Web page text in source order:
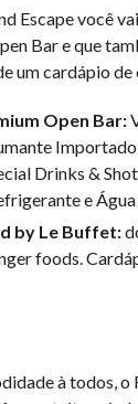
Escape você
Bar e que
um cardápio
Open Bar:
Drinks &
e Água
by Le Buffet:
foods.
à todos, o